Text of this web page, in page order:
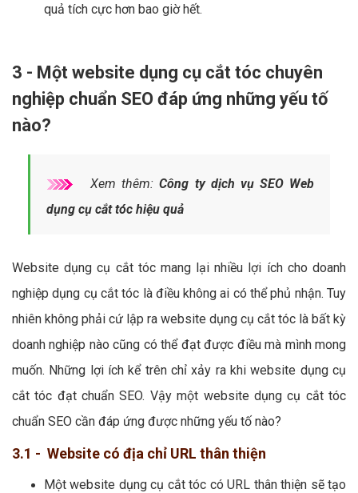
quả tích cực hơn bao giờ hết.
3 - Một website dụng cụ cắt tóc chuyên
nghiệp chuẩn SEO đáp ứng những yếu tố
nào?
Xem thêm:Công ty dịch vụ SEO Web
dụng cụ cắt tóc hiệu quả
Website dụng cụ cắt tóc mang lại nhiều lợi ích cho doanh
nghiệp dụng cụ cắt tóc là điều không ai có thể phủ nhận. Tuy
nhiên không phải cứ lập ra website dụng cụ cắt tóc là bất kỳ
doanh nghiệp nào cũng có thể đạt được điều mà mình mong
muốn. Những lợi ích kể trên chỉ xảy ra khi website dụng cụ
cắt tóc đạt chuẩn SEO. Vậy một website dụng cụ cắt tóc
chuẩn SEO cần đáp ứng được những yếu tố nào?
3.1 - Website có địa chỉ URL thân thiện
Một website dụng cụ cắt tóc có URL thân thiện sẽ tạo